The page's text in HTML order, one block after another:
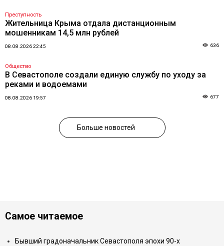
Преступность
Жительница Крыма отдала дистанционным
мошенникам 14,5 млн рублей
08.08.2026 22:45 636
Общество
В Севастополе создали единую службу по уходу за
реками и водоемами
08.08.2026 19:57 677
Больше новостей
Самое читаемое
Бывший градоначальник Севастополя эпохи 90-х